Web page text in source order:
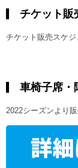
チケット販
チケット販売スケジ
車椅子席・
2022シーズンより